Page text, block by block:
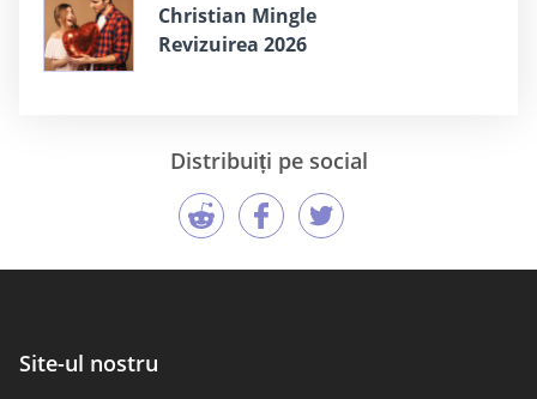
Christian Mingle
Revizuirea 2026
Distribuiți pe social
Site-ul nostru